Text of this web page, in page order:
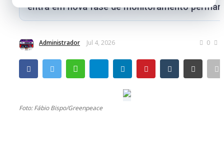
entra em nova fase de monitoramento
Administrador Jul 4, 2026 0
Foto: Fábio Bispo/Greenpeace